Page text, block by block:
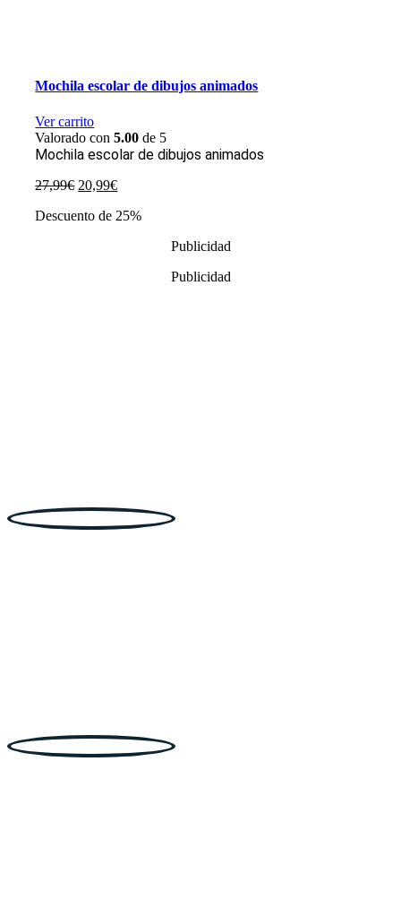
Mochila escolar de dibujos animados
Ver carrito
Valorado con5.00 de 5
Mochila escolar de dibujos animados
27,99€ El
original
20,99€El
actual
Descuento de 25%
Publicidad
Publicidad